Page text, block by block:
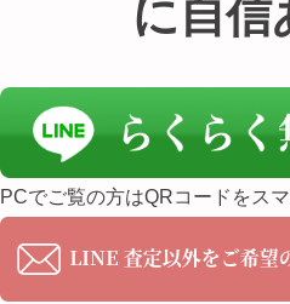
に自信
PCでご覧の方はQRコードをス